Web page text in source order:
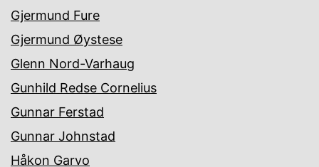
Gjermund Fure
Gjermund Øystese
Glenn Nord-Varhaug
Gunhild Redse Cornelius
Gunnar Ferstad
Gunnar Johnstad
Håkon Garvo